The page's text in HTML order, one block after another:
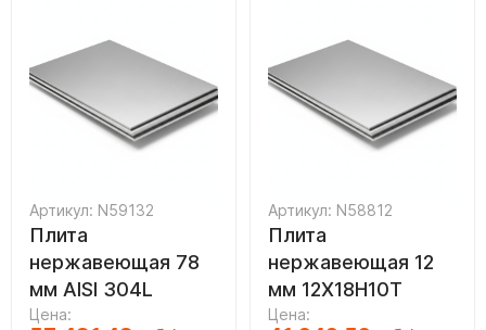
Артикул: N59132
Плита
нержавеющая 78
мм AISI 304L
Цена:
Артикул: N58812
Плита
нержавеющая 12
мм 12Х18Н10Т
Цена: